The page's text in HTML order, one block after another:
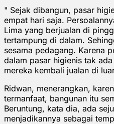
" Sejak dibangun, pasar
empat hari saja.
Lima yang berjualan di
tertampung di dalam.
sesama pedagang. Karena
dalam pasar higienis tak
mereka kembali jualan di
Ridwan, menerangkan,
termanfaat, bangunan itu
Beruntung, kata dia, ada
menjadikannya sebagai